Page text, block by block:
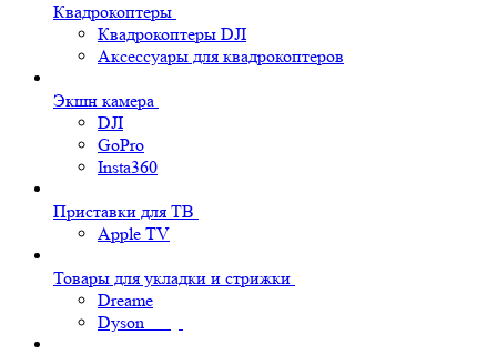
Квадрокоптеры
Квадрокоптеры DJI
Аксессуары для квадрокоптеров
Экшн камера
DJI
GoPro
Insta360
Приставки для ТВ
Apple TV
Товары для укладки и стрижки
Dreame
Dyson